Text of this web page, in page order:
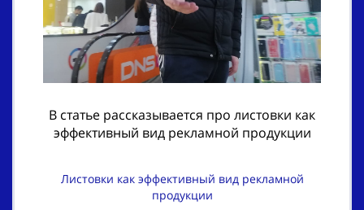
В статье рассказывается про листовки как
эффективный вид рекламной продукции
Листовки как эффективный вид рекламной
продукции